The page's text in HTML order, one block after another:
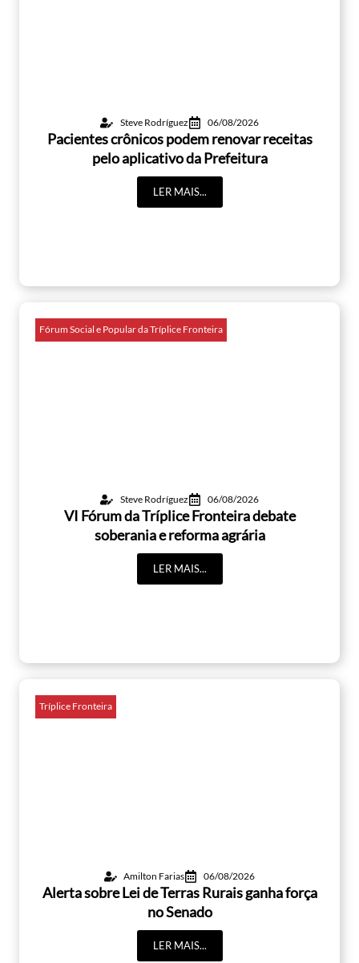
Steve Rodríguez 06/08/2026
Pacientes crônicos podem renovar receitas
pelo aplicativo da Prefeitura
LER MAIS...
Fórum Social e Popular da Tríplice Fronteira
Steve Rodríguez 06/08/2026
VI Fórum da Tríplice Fronteira debate
soberania e reforma agrária
LER MAIS...
Tríplice Fronteira
Amilton Farias 06/08/2026
Alerta sobre Lei de Terras Rurais ganha força
no Senado
LER MAIS...